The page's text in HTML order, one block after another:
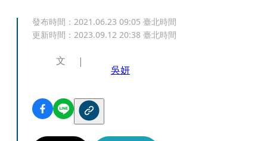
發布時間： 2021.06.23 09:05 臺北時間
更新時間： 2023.09.12 20:38 臺北時間
文
吳妍